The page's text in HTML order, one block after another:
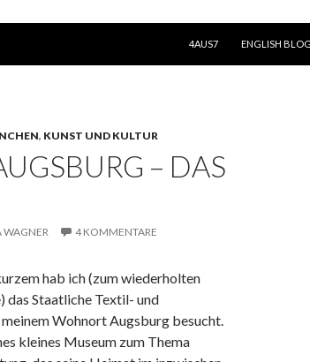
4AUS7
ENGLISH BLOG
, KUNST UND KULTUR
– DAS
WAGNER 4 KOMMENTARE
hab ich (zum wiederholten
das Staatliche Textil- und
meinem Wohnort Augsburg besucht.
kleines Museum zum Thema